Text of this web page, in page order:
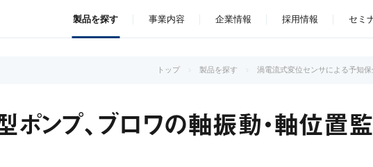
製品を探す 事業内容 企業情報 採用情報 セミ
トップ 製品を探す 渦電流式変位センサによる予知
ポンプ、ブロワの軸振動・軸位置